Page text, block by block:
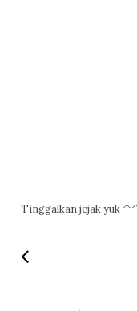
Tinggalkan jejak yuk